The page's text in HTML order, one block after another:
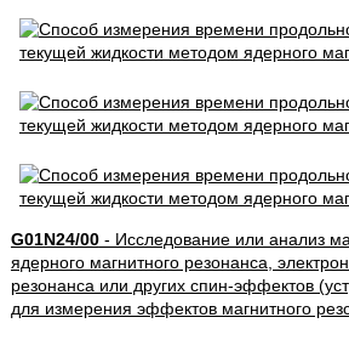
G01N24/00- Исследование или анализ
ядерного магнитного резонанса,
резонанса или других спин-эффектов
для измерения эффектов магнитного